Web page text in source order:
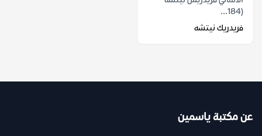
(184...
فريدريك نيتشه
عن مكتبة ياسمين